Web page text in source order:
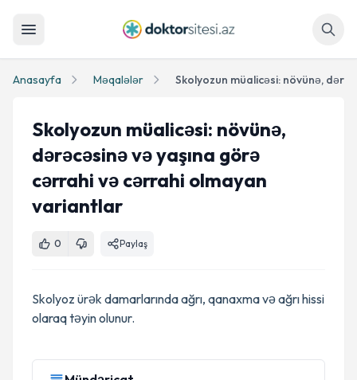
Anasayfa Məqalələr
Skolyozun müalicəsi: növünə,
dərəcəsinə və yaşına görə
cərrahi və cərrahi olmayan
variantlar
0 Paylaş
Skolyoz ürək damarlarında ağrı, qanaxma və ağrı hissi
olaraq təyin olunur.